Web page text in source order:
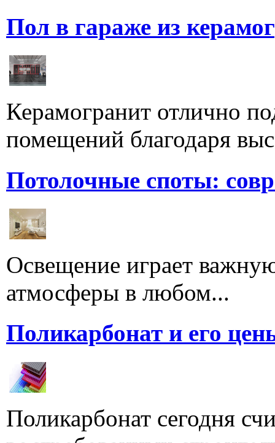
Пол в гараже из
Керамогранит отлично
помещений благодаря
Потолочные споты:
Освещение играет
атмосферы в любом...
Поликарбонат и его
Поликарбонат сегодня